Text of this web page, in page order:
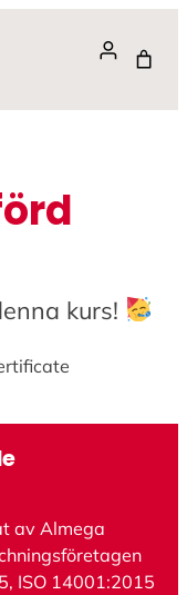
kurs!
av Almega
ISO 14001:2015